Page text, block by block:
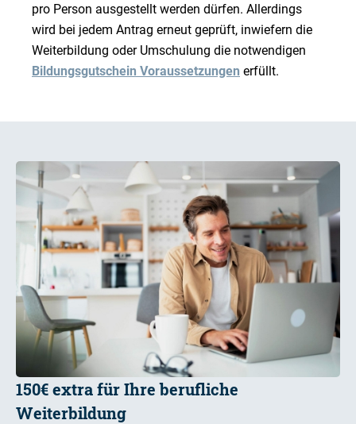
pro Person ausgestellt werden dürfen. Allerdings
wird bei jedem Antrag erneut geprüft, inwiefern die
Weiterbildung oder Umschulung die notwendigen
Bildungsgutschein Voraussetzungen erfüllt.
150€ extra für Ihre berufliche
Weiterbildung